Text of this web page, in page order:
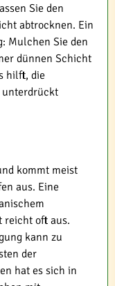
Sie den
abtrocknen. Ein
Mulchen Sie den
dünnen Schicht
hilft, die
unterdrückt
kommt meist
aus. Eine
reicht oft aus.
kann zu
der
hat es sich in